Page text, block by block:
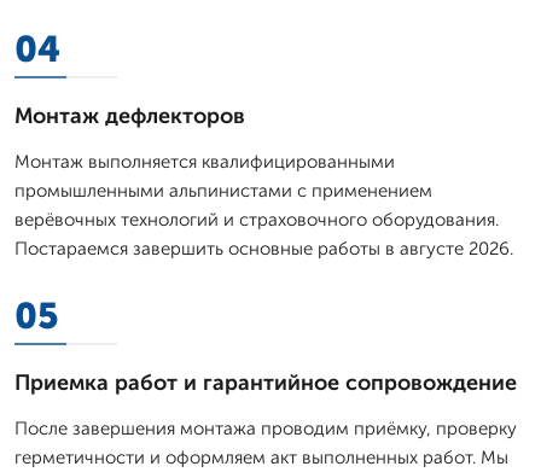
04
Монтаж дефлекторов
Монтаж выполняется квалифицированными
промышленными альпинистами с применением
верёвочных технологий и страховочного оборудования.
Постараемся завершить основные работы в августе 2026.
05
Приемка работ и гарантийное сопровождение
После завершения монтажа проводим приёмку, проверку
герметичности и оформляем акт выполненных работ. Мы